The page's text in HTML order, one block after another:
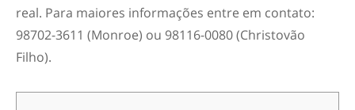
real. Para maiores informações entre em contato:
98702-3611 (Monroe) ou 98116-0080 (Christovão
Filho).